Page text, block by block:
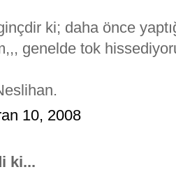
ki; daha önce
genelde tok
10, 2008
ki...